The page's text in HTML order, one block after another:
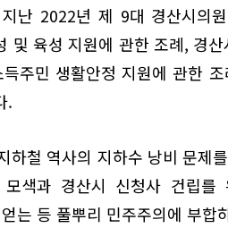
난 2022년 제 9대 경산시의
및 육성 지원에 관한 조례, 경
주민 생활안정 지원에 관한
.
하철 역사의 지하수 낭비 문제
색과 경산시 신청사 건립를
는 등 풀뿌리 민주주의에 부합